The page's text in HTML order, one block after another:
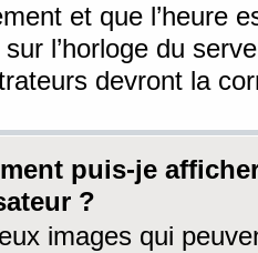
et que l’heure
l’horloge du
devront la
puis-je
?
images qui